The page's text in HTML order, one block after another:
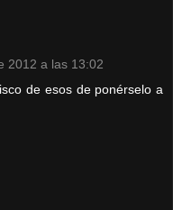
2012 a las 13:02
de esos de ponérselo a